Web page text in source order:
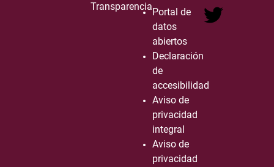
TransparenciaPortal de
datos
abiertos
Declaración
de
accesibilidad
Aviso de
privacidad
integral
Aviso de
privacidad